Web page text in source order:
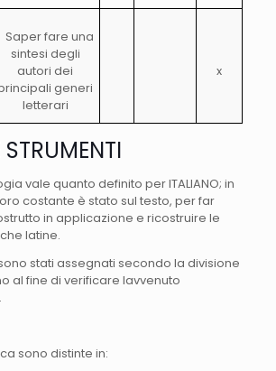
Saper fare una
sintesi degli
autori dei
generi
letterari
x
vale quanto definito per ITALIANO; in
costante è stato sul testo, per far
in applicazione e ricostruire le
latine.
stati assegnati secondo la divisione
al fine di verificare lavvenuto
sono distinte in: